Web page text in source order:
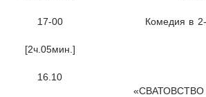
17-00
[2ч.05мин.]
Комедия в
16.10